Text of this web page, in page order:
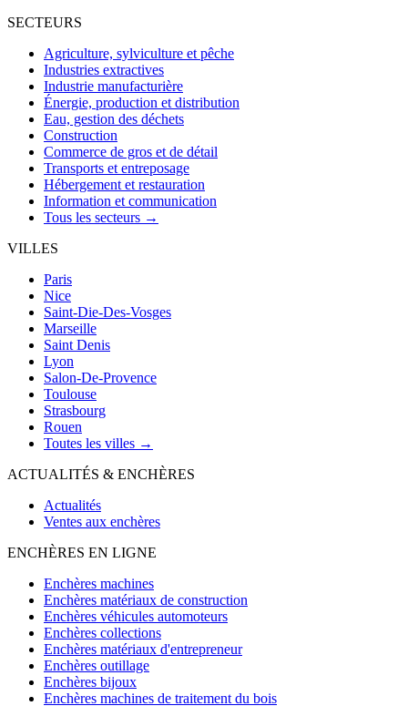
SECTEURS
Agriculture, sylviculture et pêche
Industries extractives
Industrie manufacturière
Énergie, production et distribution
Eau, gestion des déchets
Construction
Commerce de gros et de détail
Transports et entreposage
Hébergement et restauration
Information et communication
Tous les secteurs →
VILLES
Paris
Nice
Saint-Die-Des-Vosges
Marseille
Saint Denis
Lyon
Salon-De-Provence
Toulouse
Strasbourg
Rouen
Toutes les villes →
ACTUALITÉS & ENCHÈRES
Actualités
Ventes aux enchères
ENCHÈRES EN LIGNE
Enchères machines
Enchères matériaux de construction
Enchères véhicules automoteurs
Enchères collections
Enchères matériaux d'entrepreneur
Enchères outillage
Enchères bijoux
Enchères machines de traitement du bois